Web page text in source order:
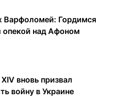
Варфоломей: Гордимся
опекой над Афоном
вновь призвал
войну в Украине